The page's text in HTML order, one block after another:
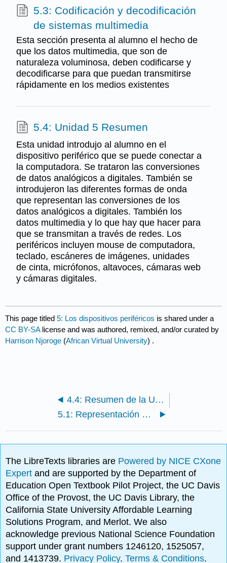
5.3: Codificación y decodificación
de sistemas multimedia
Esta sección presenta al alumno el hecho de
que los datos multimedia, que son de
naturaleza voluminosa, deben codificarse y
decodificarse para que puedan transmitirse
rápidamente en los medios existentes
5.4: Unidad 5 Resumen
Esta unidad introdujo al alumno en el
dispositivo periférico que se puede conectar a
la computadora. Se trataron las conversiones
de datos analógicos a digitales. También se
introdujeron las diferentes formas de onda
que representan las conversiones de los
datos analógicos a digitales. También los
datos multimedia y lo que hay que hacer para
que se transmitan a través de redes. Los
periféricos incluyen mouse de computadora,
teclado, escáneres de imágenes, unidades
de cinta, micrófonos, altavoces, cámaras web
y cámaras digitales.
This page titled5: Los dispositivos periféricos is shared under a
CC BY-SA license and was authored, remixed, and/or curated by
Harrison Njoroge (African Virtual University) .
4.4: Resumen de la Unidad 4
5.1: Representación de valores digitales y analógicos - Muestreo y Cuantización
The LibreTexts libraries are Powered by NICE CXone
Expertand are supported by the Department of
Education Open Textbook Pilot Project, the UC Davis
Office of the Provost, the UC Davis Library, the
California State University Affordable Learning
Solutions Program, and Merlot. We also
acknowledge previous National Science Foundation
support under grant numbers 1246120, 1525057,
and 1413739. Privacy Policy.Terms & Conditions.